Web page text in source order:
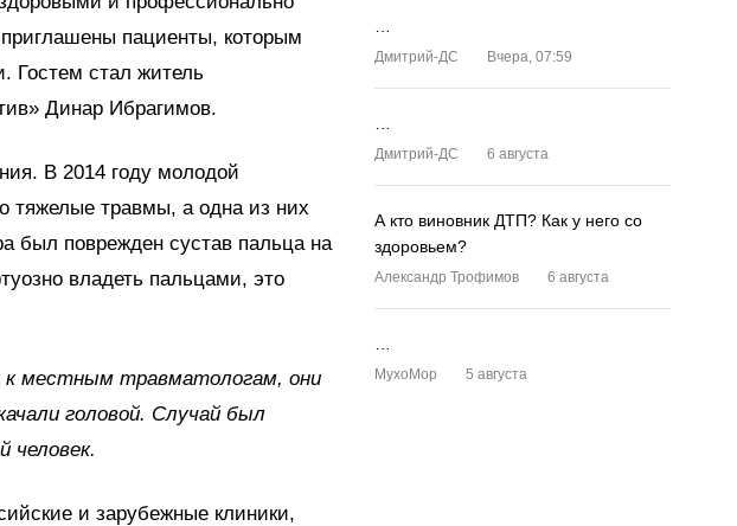
пациенты, которым
Гостем стал житель
Динар Ибрагимов.
В 2014 году молодой
тяжелые травмы, а одна из них
был поврежден сустав пальца на
владеть пальцами, это
к местным травматологам, они
головой. Случай был
человек.
и зарубежные клиники,
Дмитрий-ДС Вчера, 07:59
Дмитрий-ДС 6 августа
А кто виновник ДТП? Как у него со
здоровьем?
Александр Трофимов 6 августа
MyxoMop 5 августа